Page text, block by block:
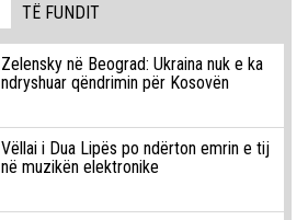
TË FUNDIT
Zelensky në Beograd: Ukraina nuk e ka
ndryshuar qëndrimin për Kosovën
Vëllai i Dua Lipës po ndërton emrin e tij
në muzikën elektronike